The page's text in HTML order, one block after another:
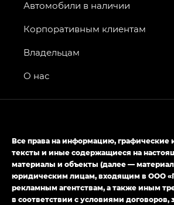
Джи Эс 8 ТРЭВЕЛЛЕР — GS8
GT, Джи Эль — GL
GS4 — Джи Эс 4 (GS4) в
привод — GB AWD, Джи Эль
LOUNGE
Empow — Эмпау (Empow) в
Джи Эс — GS, Джи Эль с
в спортивном стиле — GL(S-
Автомобили в наличии
Корпоративным клиентам
Владельцам
О нас
Все права на информацию, графические
тексты и иные содержащиеся на
материалы и объекты (далее —
юридическим лицам, входящим в ООО
рекламным агентствам, а также иным
в соответствии с условиями договоров,